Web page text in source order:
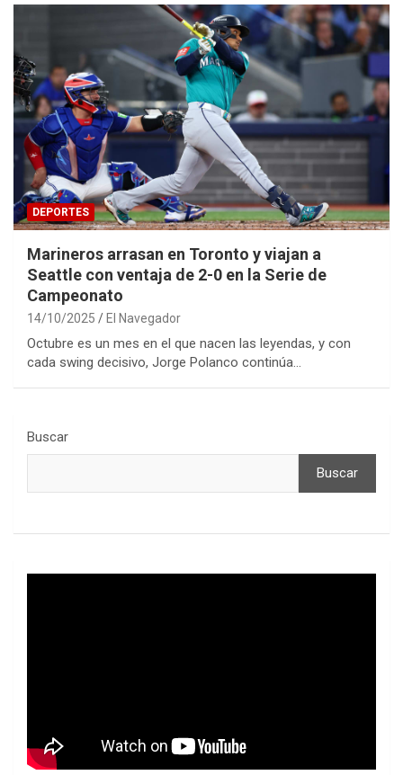
DEPORTES
Marineros arrasan en Toronto y viajan a
Seattle con ventaja de 2-0 en la Serie de
Campeonato
14/10/2025 El Navegador
Octubre es un mes en el que nacen las leyendas, y con
cada swing decisivo, Jorge Polanco continúa…
Buscar
Buscar